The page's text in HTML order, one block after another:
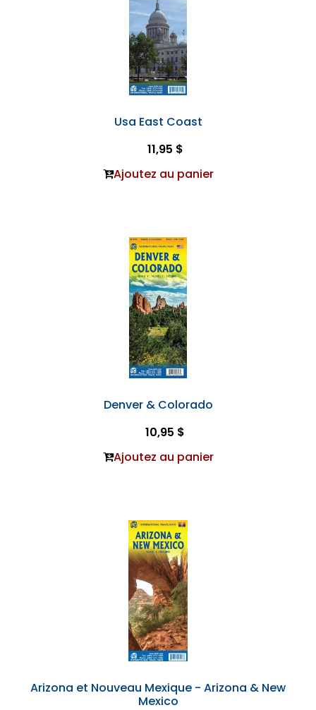
Usa East Coast
11,95 $
Ajoutez au panier
Denver & Colorado
10,95 $
Ajoutez au panier
Arizona et Nouveau Mexique - Arizona & New
Mexico